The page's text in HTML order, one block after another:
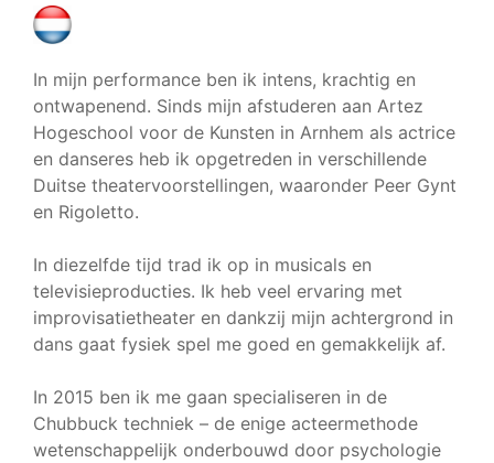
In mijn performance ben ik intens, krachtig en
ontwapenend. Sinds mijn afstuderen aan Artez
Hogeschool voor de Kunsten in Arnhem als actrice
en danseres heb ik opgetreden in verschillende
Duitse theatervoorstellingen, waaronder Peer Gynt
en Rigoletto.
In diezelfde tijd trad ik op in musicals en
televisieproducties. Ik heb veel ervaring met
improvisatietheater en dankzij mijn achtergrond in
dans gaat fysiek spel me goed en gemakkelijk af.
In 2015 ben ik me gaan specialiseren in de
Chubbuck techniek – de enige acteermethode
wetenschappelijk onderbouwd door psychologie